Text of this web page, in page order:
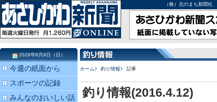
（株）北のまち新聞
ホーム 釣り情報 記事
釣り情報(2016.4.12)
2026年8月9日（日）
今週の紙面から
スポーツの記録
みんなのおいしい話